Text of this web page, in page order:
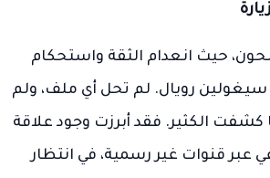
حيث انعدام الثقة واستحكام
سيغولين رويال. لم تحل أي ملف، ولم
كشفت الكثير. فقد أبرزت وجود علاقة
عبر قنوات غير رسمية، في انتظار